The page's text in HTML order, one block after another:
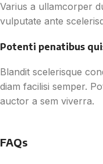
Varius a ullamcorper
vulputate ante
Potenti penatibus
Blandit scelerisque
diam facilisi semper.
auctor a sem viverra.
FAQs